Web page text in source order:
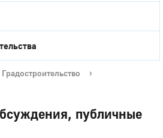
Градостроительство
›
публичные